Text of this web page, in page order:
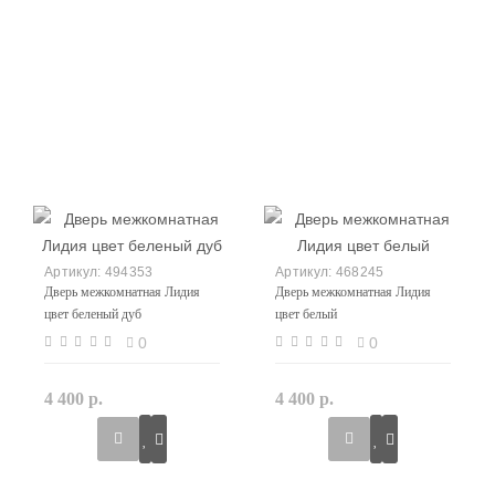
494353
Дверь межкомнатная Лидия
цвет беленый дуб
0
4 400 р.
468245
Дверь межкомнатная Лидия
цвет белый
0
4 400 р.